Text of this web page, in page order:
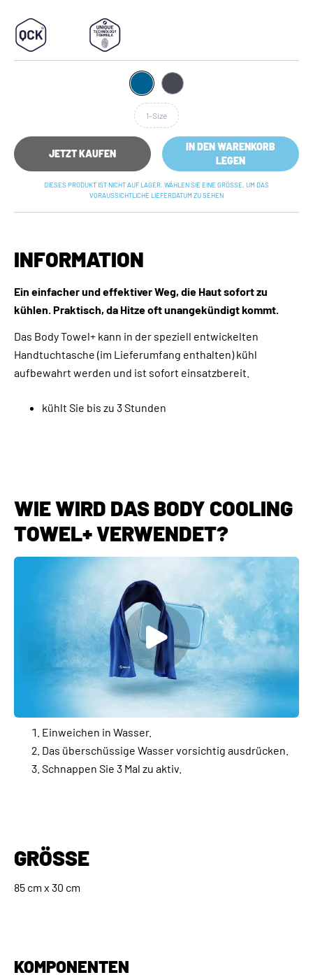
1-Size
JETZT KAUFEN
IN DEN WARENKORB
LEGEN
DIESES PRODUKT IST NICHT AUF LAGER. WÄHLEN SIE EINE GRÖSSE, UM DAS V
ORAUSSICHTLICHE LIEFERDATUM ZU SEHEN
INFORMATION
Ein einfacher und effektiver Weg, die Haut sofort zu
kühlen. Praktisch, da Hitze oft unangekündigt kommt.
Das Body Towel+ kann in der speziell entwickelten
Handtuchtasche (im Lieferumfang enthalten) kühl
aufbewahrt werden und ist sofort einsatzbereit.
kühlt Sie bis zu 3 Stunden
WIE WIRD DAS BODY COOLING
TOWEL+ VERWENDET?
Einweichen in Wasser.
Das überschüssige Wasser vorsichtig ausdrücken.
Schnappen Sie 3 Mal zu aktiv.
GRÖSSE
85 cm x 30 cm
KOMPONENTEN